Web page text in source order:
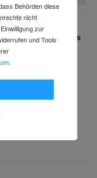
aus
verfügbar)
Behörden diese
nicht
zur
und Tools
.